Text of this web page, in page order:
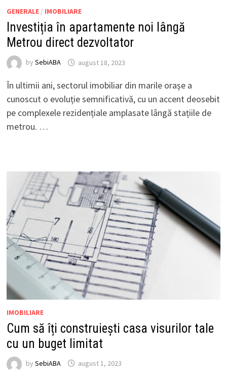
GENERALE/ IMOBILIARE
Investiția în apartamente noi lângă
Metrou direct dezvoltator
by SebiABA august 18, 2023
În ultimii ani, sectorul imobiliar din marile orașe a
cunoscut o evoluție semnificativă, cu un accent deosebit
pe complexele rezidențiale amplasate lângă stațiile de
metrou. …
IMOBILIARE
Cum să îți construiești casa visurilor tale
cu un buget limitat
by SebiABA august 1, 2023